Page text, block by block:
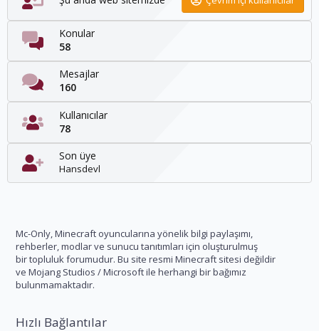
Konular
58
Mesajlar
160
Kullanıcılar
78
Son üye
Hansdevl
Mc-Only, Minecraft oyuncularına yönelik bilgi paylaşımı,
rehberler, modlar ve sunucu tanıtımları için oluşturulmuş
bir topluluk forumudur. Bu site resmi Minecraft sitesi değildir
ve Mojang Studios / Microsoft ile herhangi bir bağımız
bulunmamaktadır.
Hızlı Bağlantılar